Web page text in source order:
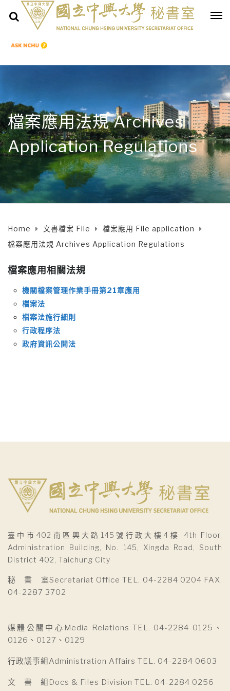
檔案應用法規 Archives
Application Regulations
Home 文書檔案 File
檔案應用 File application
檔案應用法規 Archives Application Regulations
檔案應用相關法規
機關檔案管理作業手冊第21章應用
檔案法
檔案法施行細則
行政程序法
政府資訊公開法
臺中市402南區興大路145號行政大樓4樓 4th Floor,
Administration Building, No. 145, Xingda Road, South
District 402, Taichung City
秘 書 室Secretariat Office TEL. 04-2284 0204 FAX.
04-2287 3702
媒體公關中心Media Relations TEL. 04-2284 0125、
0126、0127、0129
行政議事組Administration Affairs TEL. 04-2284 0603
文 書 組Docs & Files Division TEL. 04-2284 0256